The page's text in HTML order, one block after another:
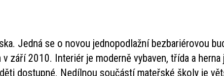
Jedná se o novou jednopodlažní bezbariérovou
září 2010. Interiér je moderně vybaven, třída a herna
dostupné. Nedílnou součástí mateřské školy je